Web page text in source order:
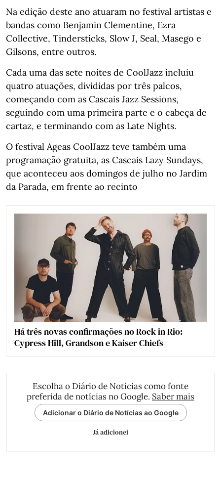
Na edição deste ano atuaram no festival artistas e
bandas como Benjamin Clementine, Ezra
Collective, Tindersticks, Slow J, Seal, Masego e
Gilsons, entre outros.
Cada uma das sete noites de CoolJazz incluiu
quatro atuações, divididas por três palcos,
começando com as Cascais Jazz Sessions,
seguindo com uma primeira parte e o cabeça de
cartaz, e terminando com as Late Nights.
O festival Ageas CoolJazz teve também uma
programação gratuita, as Cascais Lazy Sundays,
que aconteceu aos domingos de julho no Jardim
da Parada, em frente ao recinto
Há três novas confirmações no Rock in Rio:
Cypress Hill, Grandson e Kaiser Chiefs
Escolha o Diário de Notícias como fonte
preferida de notícias no Google. Saber mais
Adicionar o Diário de Notícias ao Google
Já adicionei